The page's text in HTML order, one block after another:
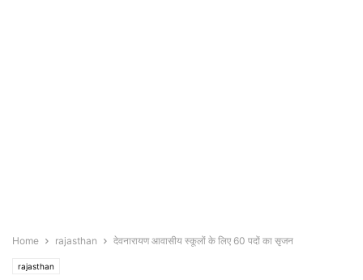
Home rajasthan देवनारायण आवासीय स्कूलों के लिए 60 पदों का सृजन
rajasthan